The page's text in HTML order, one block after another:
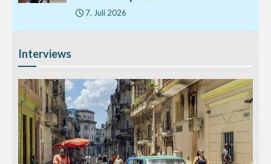
7. Juli 2026
Interviews